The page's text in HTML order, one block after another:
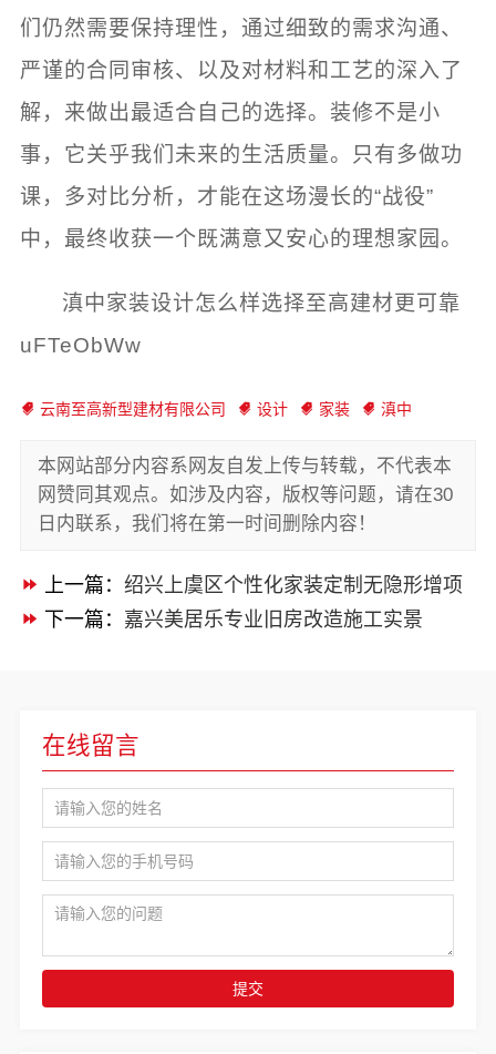
们仍然需要保持理性，通过细致的需求沟通、
严谨的合同审核、以及对材料和工艺的深入了
解，来做出最适合自己的选择。装修不是小
事，它关乎我们未来的生活质量。只有多做功
课，多对比分析，才能在这场漫长的“战役”
中，最终收获一个既满意又安心的理想家园。
滇中家装设计怎么样选择至高建材更可靠
uFTeObWw
云南至高新型建材有限公司 设计 家装 滇中
本网站部分内容系网友自发上传与转载，不代表本
网赞同其观点。如涉及内容，版权等问题，请在30
日内联系，我们将在第一时间删除内容！
上一篇： 绍兴上虞区个性化家装定制无隐形增项
下一篇： 嘉兴美居乐专业旧房改造施工实景
在线留言
提交